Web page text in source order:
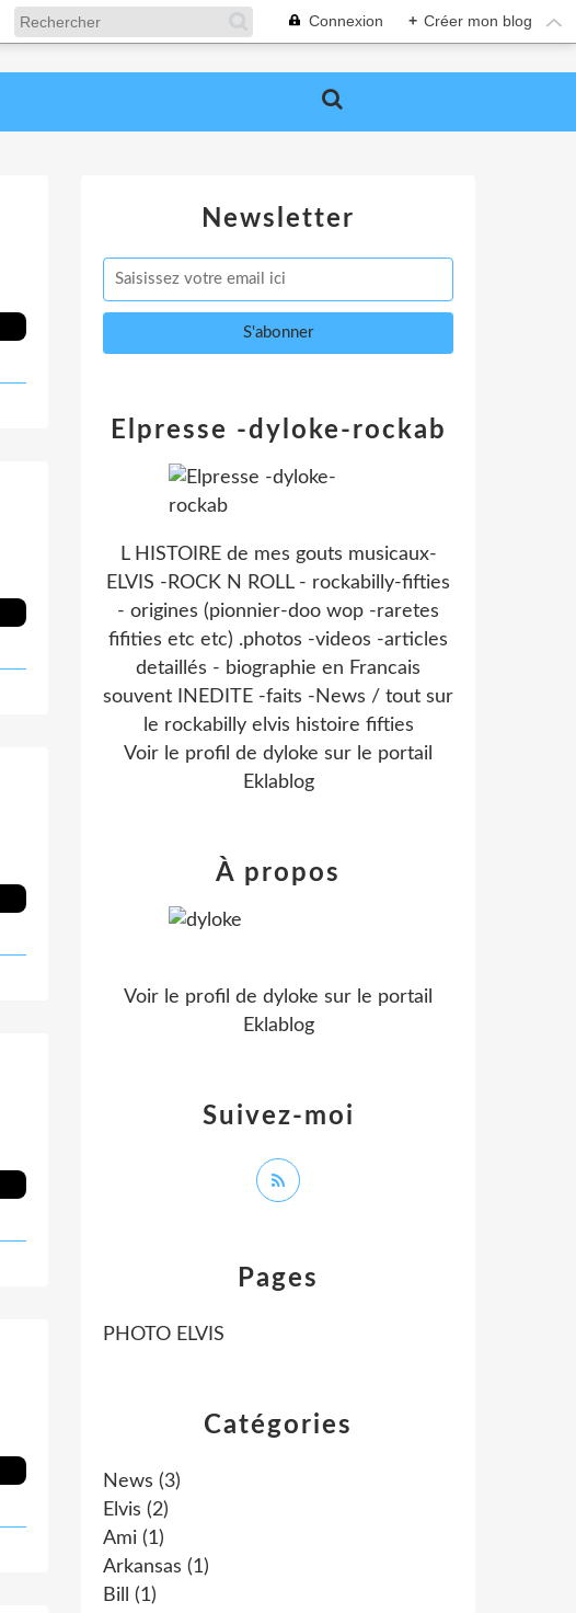
Connexion + Créer mon blog
Newsletter
Catégories
News (3)
Elvis (2)
Ami (1)
Arkansas (1)
Bill
(1)
Pages
PHOTO ELVIS
Elpresse -dyloke-rockab
L HISTOIRE de mes gouts musicaux-
ELVIS -ROCK N ROLL - rockabilly-fifties
- origines (pionnier-doo wop -raretes
fifities etc etc) .photos -videos -articles
detaillés - biographie en Francais
souvent INEDITE -faits -News / tout sur
le rockabilly elvis histoire fifties
Voir le profil de dyloke sur le portail
Eklablog
Suivez-moi
À propos
Voir le profil de dyloke sur le portail
Eklablog